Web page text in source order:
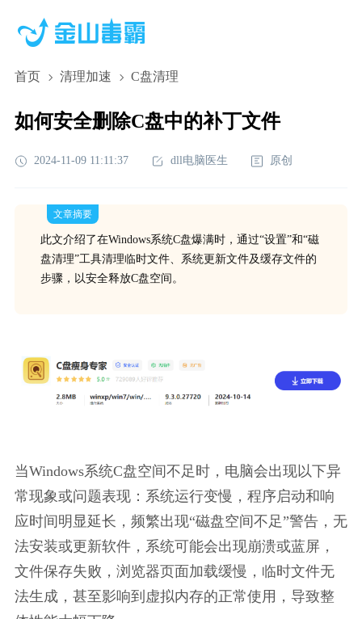
首页 清理加速 C盘清理
如何安全删除C盘中的补丁文件
2024-11-09 11:11:37 dll电脑医生 原创
文章摘要
此文介绍了在Windows系统C盘爆满时，通过“设置”和“磁
盘清理”工具清理临时文件、系统更新文件及缓存文件的
步骤，以安全释放C盘空间。
当Windows系统C盘空间不足时，电脑会出现以下异
常现象或问题表现：系统运行变慢，程序启动和响
应时间明显延长，频繁出现“磁盘空间不足”警告，无
法安装或更新软件，系统可能会出现崩溃或蓝屏，
文件保存失败，浏览器页面加载缓慢，临时文件无
法生成，甚至影响到虚拟内存的正常使用，导致整